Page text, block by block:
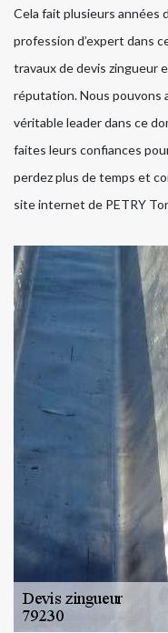
Cela fait plusieurs années
profession d’expert dans
travaux de devis zingueur
réputation. Nous pouvons
véritable leader dans ce
faites leurs confiances
perdez plus de temps et
site internet de PETRY